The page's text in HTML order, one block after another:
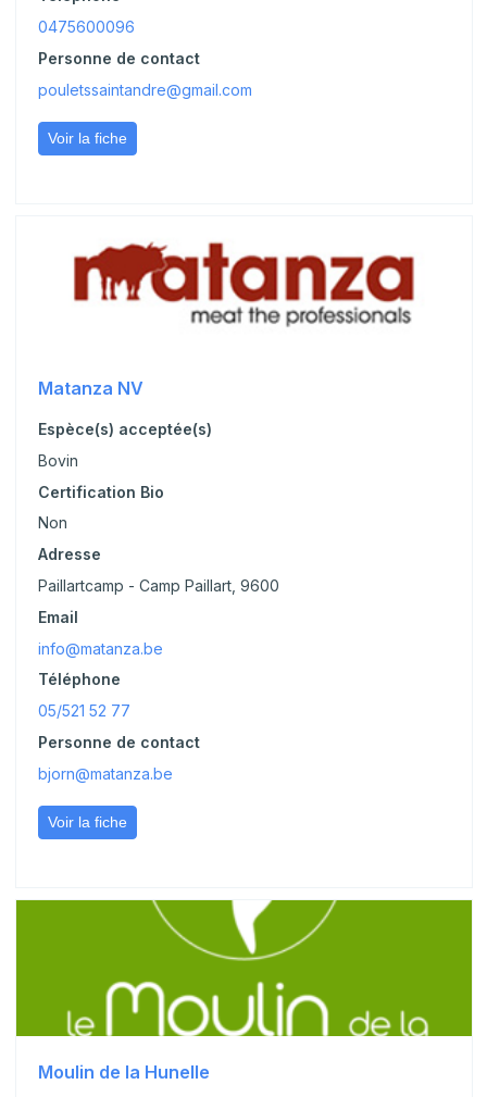
0475600096
Personne de contact
pouletssaintandre@gmail.com
Voir la fiche
Matanza NV
Espèce(s) acceptée(s)
Bovin
Certification Bio
Non
Adresse
Paillartcamp - Camp Paillart, 9600
Email
info@matanza.be
Téléphone
05/521 52 77
Personne de contact
bjorn@matanza.be
Voir la fiche
Moulin de la Hunelle